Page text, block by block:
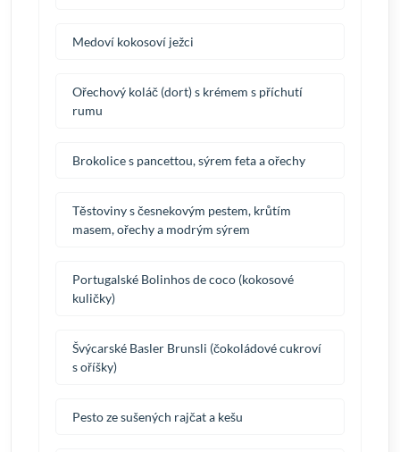
Medoví kokosoví ježci
Ořechový koláč (dort) s krémem s příchutí
rumu
Brokolice s pancettou, sýrem feta a ořechy
Těstoviny s česnekovým pestem, krůtím
masem, ořechy a modrým sýrem
Portugalské Bolinhos de coco (kokosové
kuličky)
Švýcarské Basler Brunsli (čokoládové cukroví
s oříšky)
Pesto ze sušených rajčat a kešu